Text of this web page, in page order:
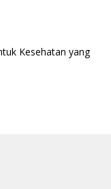
Kesehatan yang